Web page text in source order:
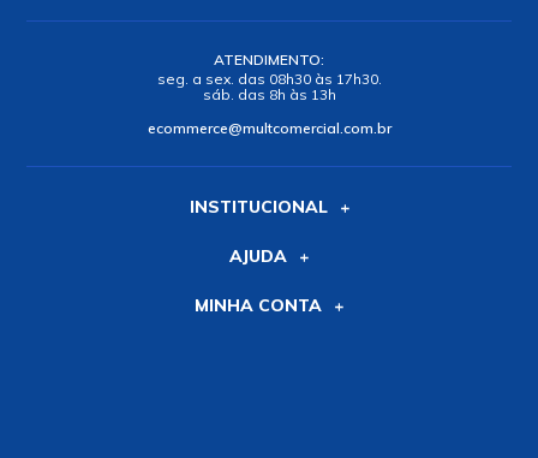
ATENDIMENTO:
seg. a sex. das 08h30 às 17h30.
sáb. das 8h às 13h
ecommerce@multcomercial.com.br
INSTITUCIONAL
AJUDA
MINHA CONTA